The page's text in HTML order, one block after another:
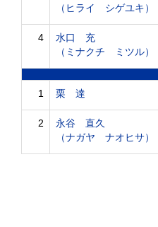
（ヒライ シゲユキ）
4
水口 充
（ミナクチ ミツル）
1 栗 達
2
永谷 直久
（ナガヤ ナオヒサ）